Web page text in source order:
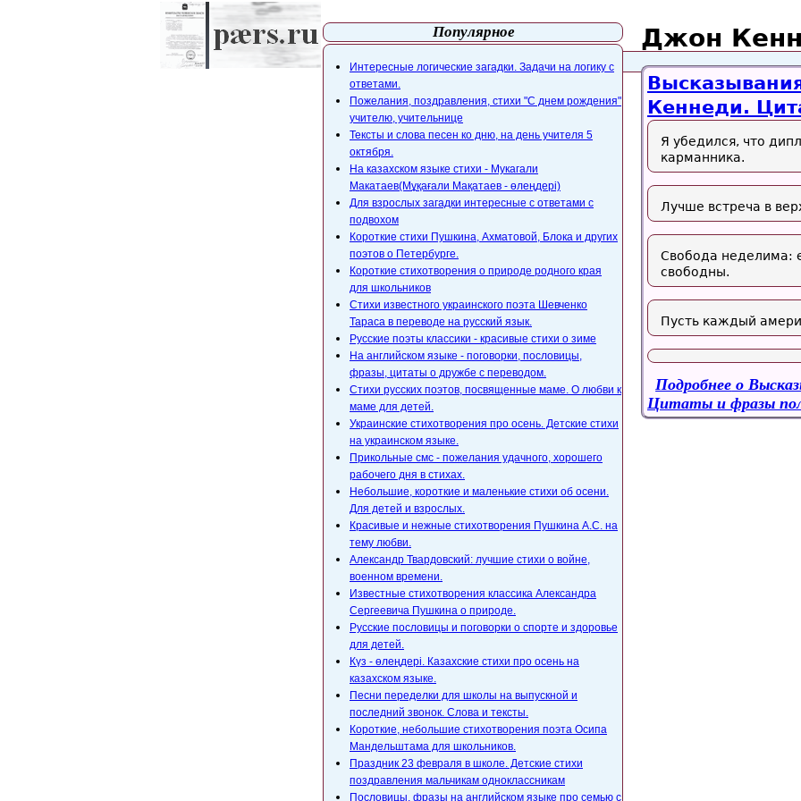
Джон
Кеннеди.
Я убедился, что
карманника.
Лучше встреча в
Свобода неделима:
свободны.
Пусть каждый
Подробнее о
Цитаты и фразы
Популярное
Интересные логические загадки. Задачи на логику с
ответами.
Пожелания, поздравления, стихи "С днем рождения"
учителю, учительнице
Тексты и слова песен ко дню, на день учителя 5
октября.
На казахском языке стихи - Мукагали
Макатаев(Мұқағали Мақатаев - өлеңдері)
Для взрослых загадки интересные с ответами с
подвохом
Короткие стихи Пушкина, Ахматовой, Блока и других
поэтов о Петербурге.
Короткие стихотворения о природе родного края
для школьников
Стихи известного украинского поэта Шевченко
Тараса в переводе на русский язык.
Русские поэты классики - красивые стихи о зиме
На английском языке - поговорки, пословицы,
фразы, цитаты о дружбе с переводом.
Стихи русских поэтов, посвященные маме. О любви к
маме для детей.
Украинские стихотворения про осень. Детские стихи
на украинском языке.
Прикольные смс - пожелания удачного, хорошего
рабочего дня в стихах.
Небольшие, короткие и маленькие стихи об осени.
Для детей и взрослых.
Красивые и нежные стихотворения Пушкина А.С. на
тему любви.
Александр Твардовский: лучшие стихи о войне,
военном времени.
Известные стихотворения классика Александра
Сергеевича Пушкина о природе.
Русские пословицы и поговорки о спорте и здоровье
для детей.
Күз - өлеңдері. Казахские стихи про осень на
казахском языке.
Песни переделки для школы на выпускной и
последний звонок. Слова и тексты.
Короткие, небольшие стихотворения поэта Осипа
Мандельштама для школьников.
Праздник 23 февраля в школе. Детские стихи
поздравления мальчикам одноклассникам
Пословицы, фразы на английском языке про семью с
Карта сайта webmaster@paers.ru